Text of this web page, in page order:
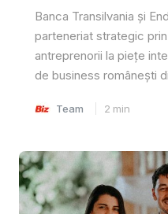
Banca Transilvania și
parteneriat strategic
antreprenorii la piețe
de business românești
Team 2 min